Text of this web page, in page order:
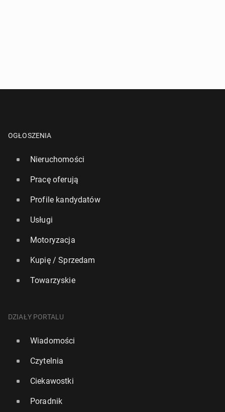
OGŁOSZENIA
Nieruchomości
Pracę oferują
Profile kandydatów
Usługi
Motoryzacja
Kupię / Sprzedam
Towarzyskie
DZIAŁY PORTALU
Wiadomości
Czytelnia
Ciekawostki
Poradnik